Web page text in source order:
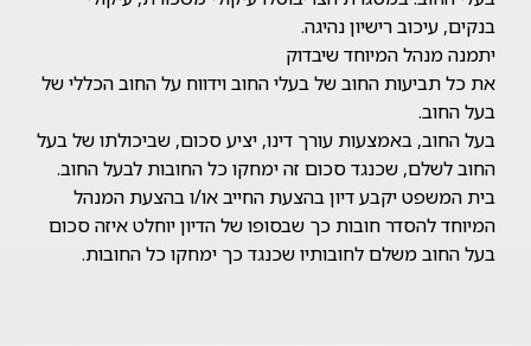
בנקים, עיכוב רישיון נהיגה.
יתמנה מנהל המיוחד שיבדוק
את כל תביעות החוב של בעלי החוב וידווח על החוב הכללי של
בעל החוב.
בעל החוב, באמצעות עורך דינו, יציע סכום, שביכולתו של בעל
החוב לשלם, שכנגד סכום זה ימחקו כל החובות לבעל החוב.
בית המשפט יקבע דיון בהצעת החייב או/ו בהצעת המנהל
המיוחד להסדר חובות כך שבסופו של הדיון יוחלט איזה סכום
בעל החוב משלם לחובותיו שכנגד כך ימחקו כל החובות.